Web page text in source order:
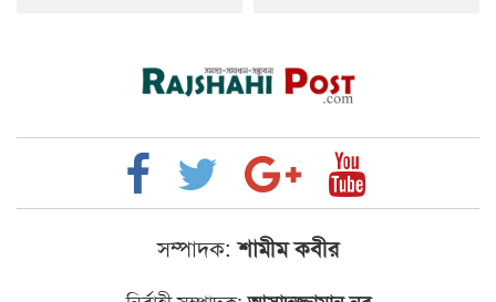
সম্পাদক: শামীম কবীর